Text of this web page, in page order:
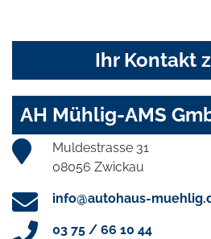
Ihr Kontakt
AH Mühlig-AMS
Muldestrasse 31
08056 Zwickau
info@autohaus-
03 75 / 66 10 44